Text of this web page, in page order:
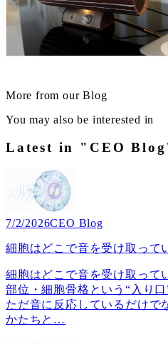
More from our Blog
You may also be interested in
Latest in "CEO
7/2/2026CEO Blog
細胞はどこで音を受け取って
細胞はどこで音を受け取っ
部位・細胞骨格という“入り
ただ音に反応しているだけで
かたちと …